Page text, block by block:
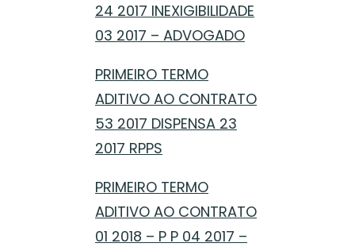
24 2017 INEXIGIBILIDADE
03 2017 – ADVOGADO
PRIMEIRO TERMO
ADITIVO AO CONTRATO
53 2017 DISPENSA 23
2017 RPPS
PRIMEIRO TERMO
ADITIVO AO CONTRATO
01 2018 – P P 04 2017 –